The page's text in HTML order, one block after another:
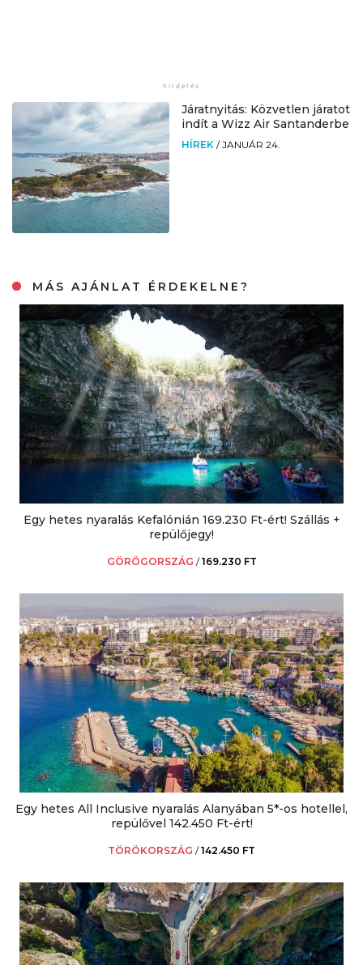
Járatnyitás: Közvetlen járatot
indít a Wizz Air Santanderbe
HÍREK /JANUÁR 24.
MÁS AJÁNLAT ÉRDEKELNE?
Egy hetes nyaralás Kefalónián 169.230 Ft-ért! Szállás +
repülőjegy!
GÖRÖGORSZÁG /169.230 FT
Egy hetes All Inclusive nyaralás Alanyában 5*-os hotellel,
repülővel 142.450 Ft-ért!
TÖRÖKORSZÁG /142.450 FT